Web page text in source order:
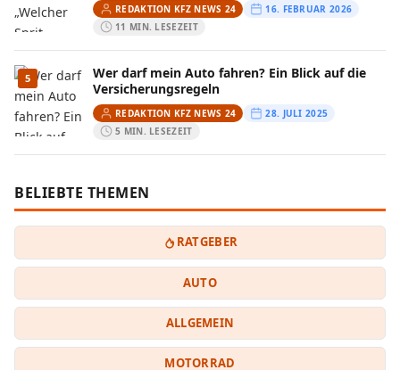
REDAKTION KFZ NEWS 24
16. FEBRUAR 2026
11 MIN. LESEZEIT
5
Wer darf mein Auto fahren? Ein Blick auf die
Versicherungsregeln
REDAKTION KFZ NEWS 24
28. JULI 2025
5 MIN. LESEZEIT
BELIEBTE THEMEN
RATGEBER
AUTO
ALLGEMEIN
MOTORRAD